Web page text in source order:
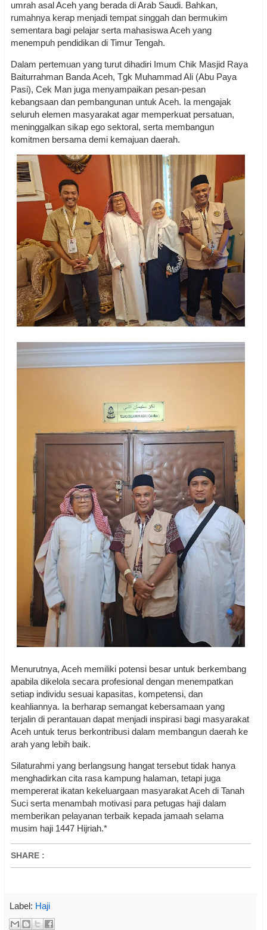
umrah asal Aceh yang berada di Arab Saudi. Bahkan,
rumahnya kerap menjadi tempat singgah dan bermukim
sementara bagi pelajar serta mahasiswa Aceh yang
menempuh pendidikan di Timur Tengah.
Dalam pertemuan yang turut dihadiri Imum Chik Masjid Raya
Baiturrahman Banda Aceh, Tgk Muhammad Ali (Abu Paya
Pasi), Cek Man juga menyampaikan pesan-pesan
kebangsaan dan pembangunan untuk Aceh. Ia mengajak
seluruh elemen masyarakat agar memperkuat persatuan,
meninggalkan sikap ego sektoral, serta membangun
komitmen bersama demi kemajuan daerah.
Menurutnya, Aceh memiliki potensi besar untuk berkembang
apabila dikelola secara profesional dengan menempatkan
setiap individu sesuai kapasitas, kompetensi, dan
keahliannya. Ia berharap semangat kebersamaan yang
terjalin di perantauan dapat menjadi inspirasi bagi masyarakat
Aceh untuk terus berkontribusi dalam membangun daerah ke
arah yang lebih baik.
Silaturahmi yang berlangsung hangat tersebut tidak hanya
menghadirkan cita rasa kampung halaman, tetapi juga
mempererat ikatan kekeluargaan masyarakat Aceh di Tanah
Suci serta menambah motivasi para petugas haji dalam
memberikan pelayanan terbaik kepada jamaah selama
musim haji 1447 Hijriah.*
SHARE :
Label: Haji